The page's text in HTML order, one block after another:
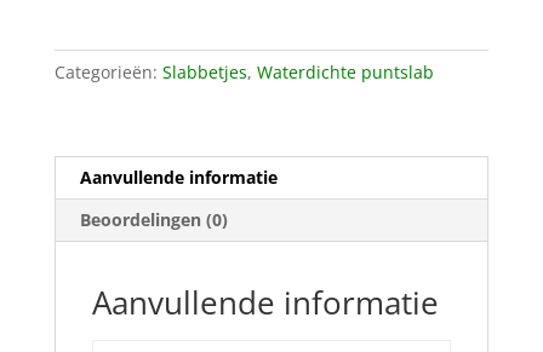
Categorieën: Slabbetjes, Waterdichte puntslab
Aanvullende informatie
Beoordelingen (0)
Aanvullende informatie